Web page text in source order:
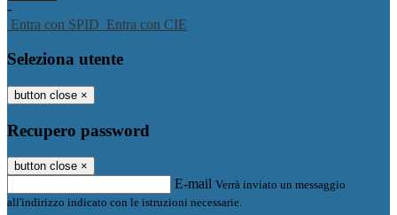
-
Entra con SPID Entra con CIE
Seleziona utente
button close ×
Recupero password
button close ×
E-mail Verrà inviato un messaggio
all'indirizzo indicato con le istruzioni necessarie.